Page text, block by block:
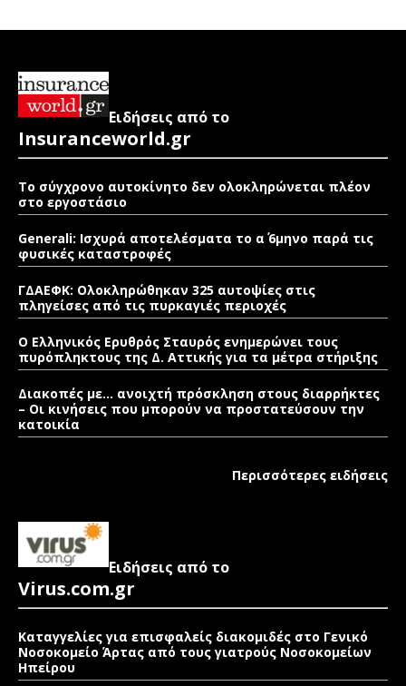
Ειδήσεις από το
Insuranceworld.gr
Το σύγχρονο αυτοκίνητο δεν ολοκληρώνεται πλέον
στο εργοστάσιο
Generali: Ισχυρά αποτελέσματα το α΄ 6μηνο παρά τις
φυσικές καταστροφές
ΓΔΑΕΦΚ: Ολοκληρώθηκαν 325 αυτοψίες στις
πληγείσες από τις πυρκαγιές περιοχές
Ο Ελληνικός Ερυθρός Σταυρός ενημερώνει τους
πυρόπληκτους της Δ. Αττικής για τα μέτρα στήριξης
Διακοπές με… ανοιχτή πρόσκληση στους διαρρήκτες
– Οι κινήσεις που μπορούν να προστατεύσουν την
κατοικία
Περισσότερες ειδήσεις
Ειδήσεις από το
Virus.com.gr
Καταγγελίες για επισφαλείς διακομιδές στο Γενικό
Νοσοκομείο Άρτας από τους γιατρούς Νοσοκομείων
Ηπείρου